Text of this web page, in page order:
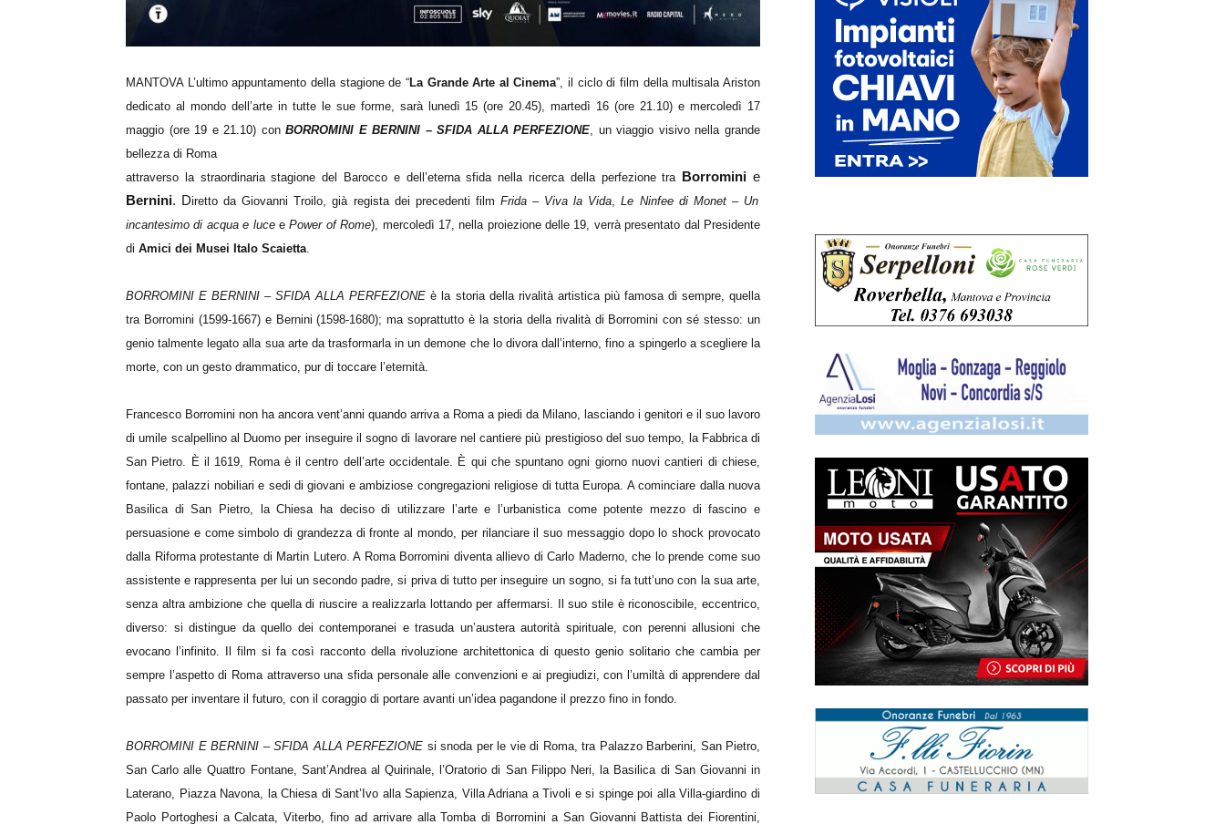
MANTOVA L’ultimo appuntamento della stagione de “La Grande Arte al Cinema”, il ciclo di film della multisala Ariston
dedicato al mondo dell’arte in tutte le sue forme, sarà lunedì 15 (ore 20.45), martedì 16 (ore 21.10) e mercoledì 17
maggio (ore 19 e 21.10) conBORROMINI E BERNINI – SFIDA ALLA PERFEZIONE, un viaggio visivo nella grande
bellezza di Roma
attraverso la straordinaria stagione del Barocco e dell’eterna sfida nella ricerca della perfezione tra Borromini e
Bernini. Diretto da Giovanni Troilo, già regista dei precedenti film Frida – Viva la Vida,Le Ninfee di Monet – Un
incantesimo di acqua e luceePower of Rome), mercoledì 17, nella proiezione delle 19, verrà presentato dal Presidente
di Amici dei Musei Italo Scaietta.
BORROMINI E BERNINI – SFIDA ALLA PERFEZIONE è la storia della rivalità artistica più famosa di sempre, quella
tra Borromini (1599-1667) e Bernini (1598-1680); ma soprattutto è la storia della rivalità di Borromini con sé stesso: un
genio talmente legato alla sua arte da trasformarla in un demone che lo divora dall’interno, fino a spingerlo a scegliere la
morte, con un gesto drammatico, pur di toccare l’eternità.
Francesco Borromini non ha ancora vent’anni quando arriva a Roma a piedi da Milano, lasciando i genitori e il suo lavoro
di umile scalpellino al Duomo per inseguire il sogno di lavorare nel cantiere più prestigioso del suo tempo, la Fabbrica di
San Pietro. È il 1619, Roma è il centro dell’arte occidentale. È qui che spuntano ogni giorno nuovi cantieri di chiese,
fontane, palazzi nobiliari e sedi di giovani e ambiziose congregazioni religiose di tutta Europa. A cominciare dalla nuova
Basilica di San Pietro, la Chiesa ha deciso di utilizzare l’arte e l’urbanistica come potente mezzo di fascino e
persuasione e come simbolo di grandezza di fronte al mondo, per rilanciare il suo messaggio dopo lo shock provocato
dalla Riforma protestante di Martin Lutero. A Roma Borromini diventa allievo di Carlo Maderno, che lo prende come suo
assistente e rappresenta per lui un secondo padre, si priva di tutto per inseguire un sogno, si fa tutt’uno con la sua arte,
senza altra ambizione che quella di riuscire a realizzarla lottando per affermarsi. Il suo stile è riconoscibile, eccentrico,
diverso: si distingue da quello dei contemporanei e trasuda un’austera autorità spirituale, con perenni allusioni che
evocano l’infinito. Il film si fa così racconto della rivoluzione architettonica di questo genio solitario che cambia per
sempre l’aspetto di Roma attraverso una sfida personale alle convenzioni e ai pregiudizi, con l’umiltà di apprendere dal
passato per inventare il futuro, con il coraggio di portare avanti un’idea pagandone il prezzo fino in fondo.
BORROMINI E BERNINI – SFIDA ALLA PERFEZIONE si snoda per le vie di Roma, tra Palazzo Barberini, San Pietro,
San Carlo alle Quattro Fontane, Sant’Andrea al Quirinale, l’Oratorio di San Filippo Neri, la Basilica di San Giovanni in
Laterano, Piazza Navona, la Chiesa di Sant’Ivo alla Sapienza, Villa Adriana a Tivoli e si spinge poi alla Villa-giardino di
Paolo Portoghesi a Calcata, Viterbo, fino ad arrivare alla Tomba di Borromini a San Giovanni Battista dei Fiorentini,